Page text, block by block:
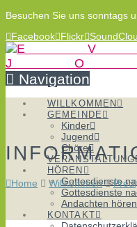
Besuchen Sie uns sonntags
Facebook Flickr
Navigation
WILLKOMMEN
GEMEINDE
Kinder
Jugend
Chöre
HÖREN
Gottesdienste
Gottesdienste
Andachten hören
KONTAKT
Home Willkommen